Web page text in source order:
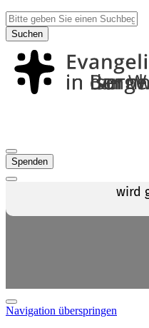
Suchen
Spenden
Navigation überspringen